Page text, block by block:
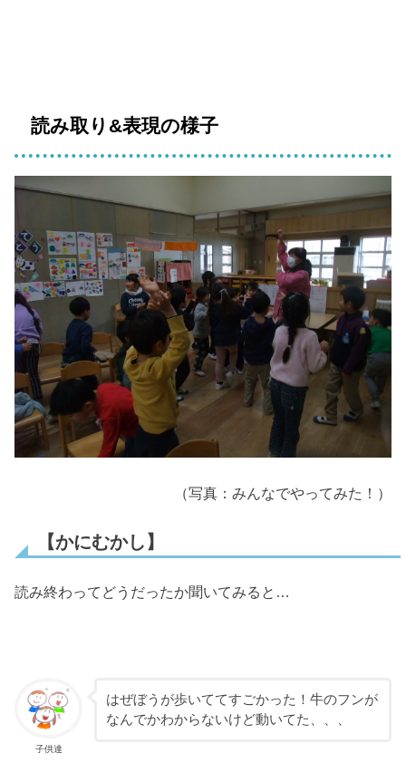
読み取り&表現の様子
（写真：みんなでやってみた！）
【かにむかし】
読み終わってどうだったか聞いてみると…
子供達
はぜぼうが歩いててすごかった！牛のフンが
なんでかわからないけど動いてた、、、